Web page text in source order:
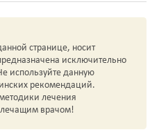
странице, носит
исключительно
используйте данную
рекомендаций.
лечения
лечащим врачом!